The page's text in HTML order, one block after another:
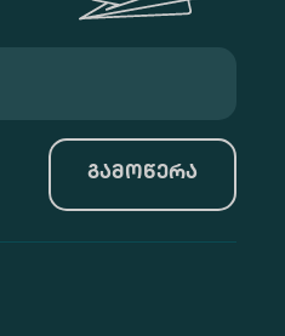
გამოწერა